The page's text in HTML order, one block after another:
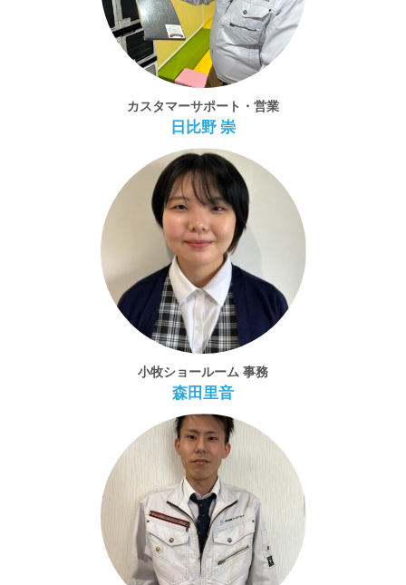
カスタマーサポート・営業
日比野 崇
小牧ショールーム 事務
森田里音